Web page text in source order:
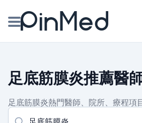
醫師專欄專訪
健康主題館
足底筋膜炎推薦醫
足底筋膜炎熱門醫師、院所、療程項